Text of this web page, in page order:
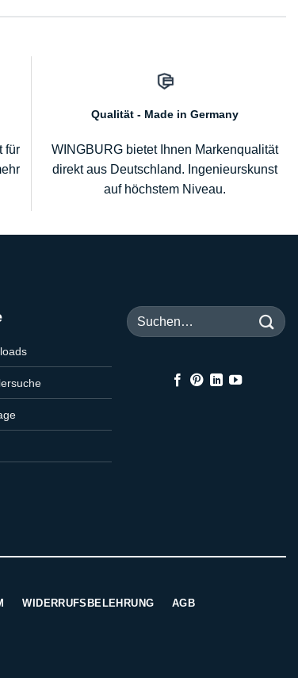
für
Qualität - Made in Germany
WINGBURG bietet Ihnen Markenqualität
direkt aus Deutschland. Ingenieurskunst
auf höchstem Niveau.
Suchen
nach:
WIDERRUFSBELEHRUNG AGB